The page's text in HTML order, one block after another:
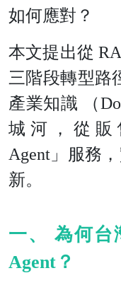
如何應對？
本文提出從
三階段轉型路
產業知識 （
城河，從
Agent」服務
新。
一、 為何台
Agent？